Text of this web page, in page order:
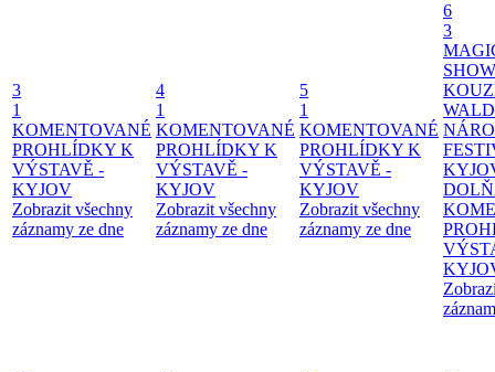
3
1
KOMENTOVANÉ
PROHLÍDKY K
VÝSTAVĚ -
KYJOV
Zobrazit všechny
záznamy ze dne
4
1
KOMENTOVANÉ
PROHLÍDKY K
VÝSTAVĚ -
KYJOV
Zobrazit všechny
záznamy ze dne
5
1
KOMENTOVANÉ
PROHLÍDKY K
VÝSTAVĚ -
KYJOV
Zobrazit všechny
záznamy ze dne
6
3